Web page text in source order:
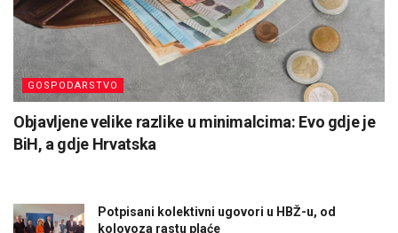
GOSPODARSTVO
Objavljene velike razlike u minimalcima: Evo gdje je
BiH, a gdje Hrvatska
Potpisani kolektivni ugovori u HBŽ-u, od
kolovoza rastu plaće